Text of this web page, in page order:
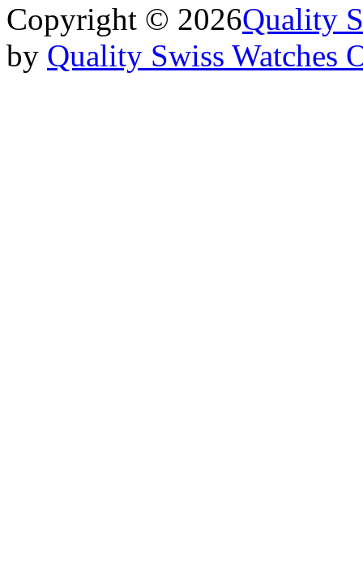
Copyright © 2026Quality
by Quality Swiss Watches